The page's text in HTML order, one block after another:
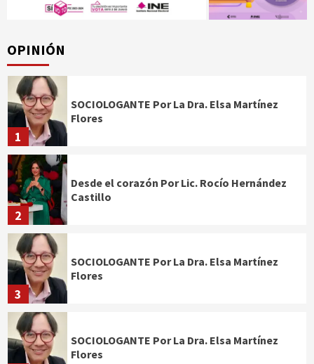
OPINIÓN
1
SOCIOLOGANTE Por La Dra. Elsa Martínez
Flores
2
Desde el corazón Por Lic. Rocío Hernández
Castillo
3
SOCIOLOGANTE Por La Dra. Elsa Martínez
Flores
SOCIOLOGANTE Por La Dra. Elsa Martínez
Flores